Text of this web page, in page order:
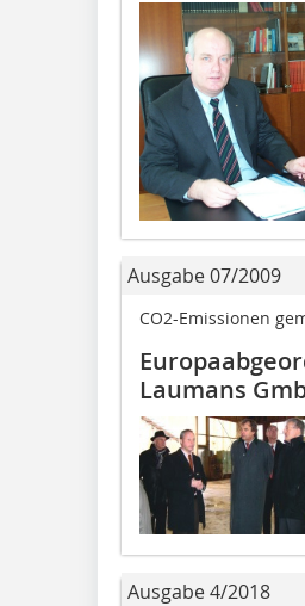
Ausgabe 07/2009
CO2-Emissionen
Laumans
Ausgabe 4/2018